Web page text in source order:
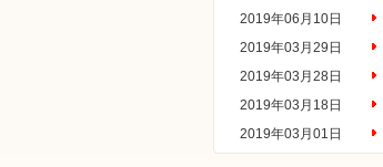
2019年06月10日
2019年03月29日
2019年03月28日
2019年03月18日
2019年03月01日